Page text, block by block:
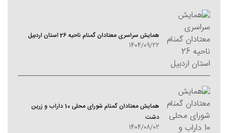
همایش سراسری معتادان گمنام ناحیه 26 استان اردبیل
1404/09/22
همایش معتادان گمنام شورای محلی 10 داراب و زرین
دشت
1404/08/02